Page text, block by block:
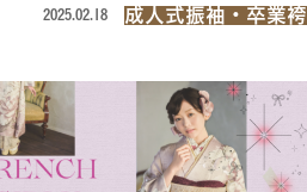
2025.02.18 成人式振袖・卒業袴